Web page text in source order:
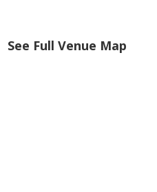
See Full Venue Map